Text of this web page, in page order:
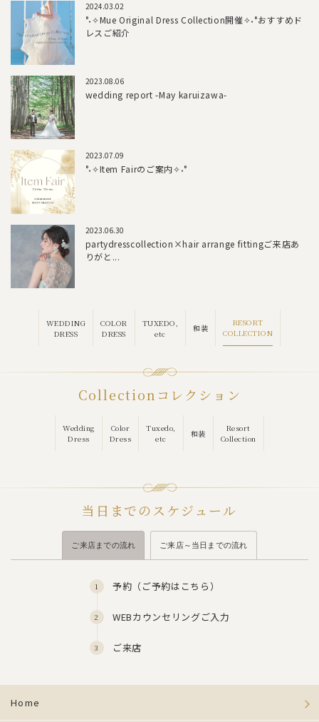
2024.03.02
°˖✧Mue Original Dress Collection開催✧˖°おすすめド
レスご紹介
2023.08.06
wedding report -May karuizawa-
2023.07.09
°˖✧Item Fairのご案内✧˖°
2023.06.30
partydresscollection×hair arrange fittingご来店あ
りがと...
WEDDING
DRESS
COLOR
DRESS
TUXEDO,
etc
和装
RESORT
COLLECTION
Collection コレクション
Wedding
Dress
Color
Dress
Tuxedo,
etc
和装
Resort
Collection
当日までのスケジュール
ご来店までの流れ ご来店～当日までの流れ
予約（ご予約はこちら）
WEBカウンセリングご入力
ご来店
Home